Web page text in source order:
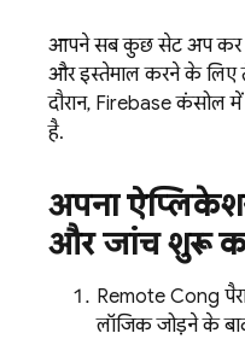
आपने सब कुछ सेट अप कर
और इस्तेमाल करने के लिए
दौरान, Firebaseकंसोल में
है.
अपना
और जांच शुरू
Remote Config
लॉजिक जोड़ने के